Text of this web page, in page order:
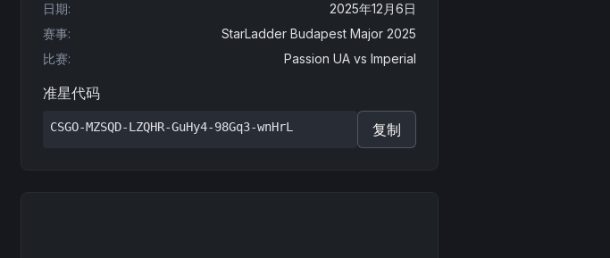
日期:
2025年12月6日
赛事:
StarLadder Budapest Major 2025
比赛: Passion UA vs Imperial
准星代码
CSGO-MZSQD-LZQHR-GuHy4-98Gq3-wnHrL 复制